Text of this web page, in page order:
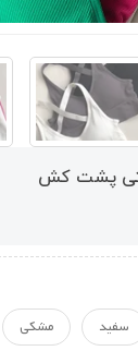
پشت کش
سفید مشکی